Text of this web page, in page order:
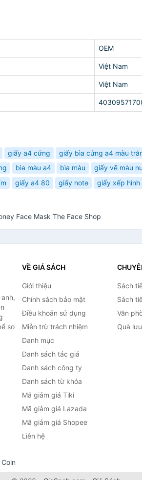
OEM
Việt Nam
Việt Nam
giấy a4 cứng giấy bìa cứng a4 màu
bìa màu a4 bìa màu giấy vẽ màu
giấy a4 80 giấy note giấy xếp
Face Mask The Face Shop
so
VỀ GIÁ SÁCH
Giới thiệu
Chính sách bảo mật
Điều khoản sử dụng
Miễn trừ trách nhiệm
Danh mục
Danh sách tác giả
Danh sách công ty
Danh sách từ khóa
Mã giảm giá Tiki
Mã giảm giá Lazada
Mã giảm giá Shopee
Liên hệ
Sách
Sách
Văn
Quà
Coin